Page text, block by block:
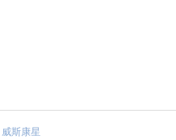
威斯康星